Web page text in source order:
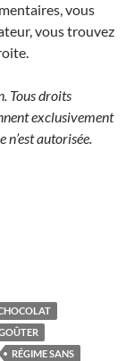
vous
vous trouvez
Tous droits
exclusivement
n’est autorisée.
RÉGIME SANS